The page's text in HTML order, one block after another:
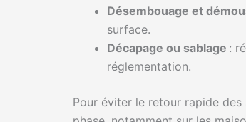
Désembouage et
surface.
Décapage ou sablage :
réglementation.
Pour éviter le retour rapide des